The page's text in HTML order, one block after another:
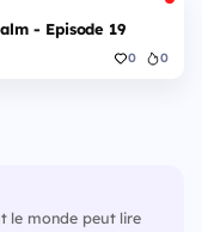
- Episode 19
0 0
le monde peut lire